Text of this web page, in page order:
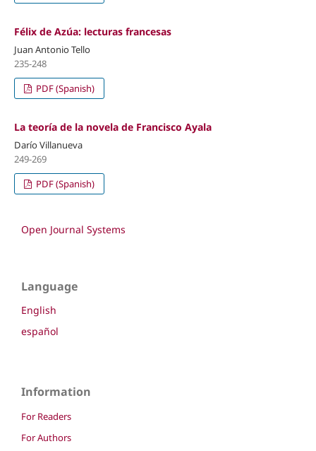
Félix de Azúa: lecturas francesas
Juan Antonio Tello
235-248
PDF (Spanish)
La teoría de la novela de Francisco Ayala
Darío Villanueva
249-269
PDF (Spanish)
Open Journal Systems
Language
English
español
Information
For Readers
For Authors